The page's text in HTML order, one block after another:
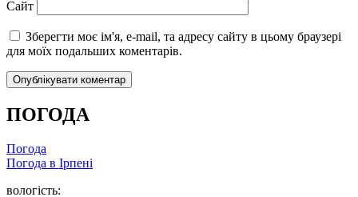
Сайт
Зберегти моє ім'я, e-mail, та адресу сайту в цьому браузері
для моїх подальших коментарів.
ПОГОДА
Погода
Погода в Ірпені
вологість: